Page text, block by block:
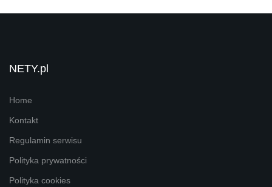
NETY.pl
Home
Kontakt
Regulamin serwisu
Polityka prywatności
Polityka cookies